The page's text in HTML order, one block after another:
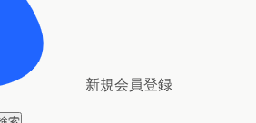
新規会員登録